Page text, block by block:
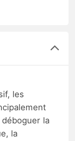
les
la
la